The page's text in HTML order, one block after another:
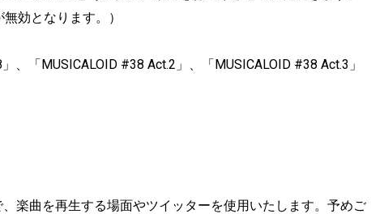
効となります。）
、「MUSICALOID #38 Act.2」、「MUSICALOID #38 Act.3」
楽曲を再生する場面やツイッターを使用いたします。予めご